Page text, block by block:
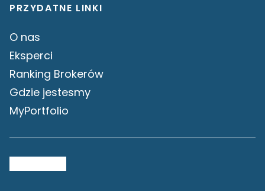
PRZYDATNE LINKI
O nas
Eksperci
Ranking Brokerów
Gdzie jestesmy
MyPortfolio